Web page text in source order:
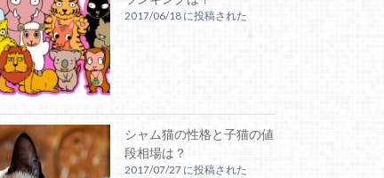
2017/06/18 に投稿された
シャム猫の性格と子猫の値
段相場は？
2017/07/27 に投稿された